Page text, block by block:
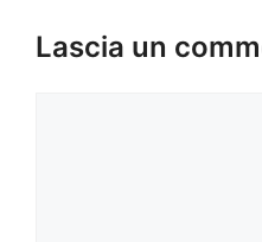
Lascia un